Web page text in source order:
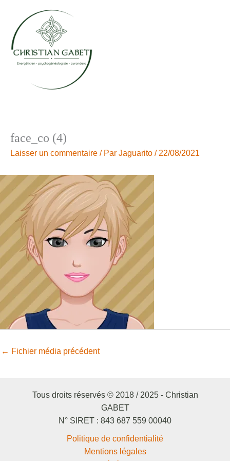
contenu
face_co (4)
Laisser un commentaire / Par Jaguarito / 22/08/2021
← Fichier média précédent
Tous droits réservés © 2018 / 2025 - Christian
GABET
N° SIRET : 843 687 559 00040
Politique de confidentialité
Mentions légales